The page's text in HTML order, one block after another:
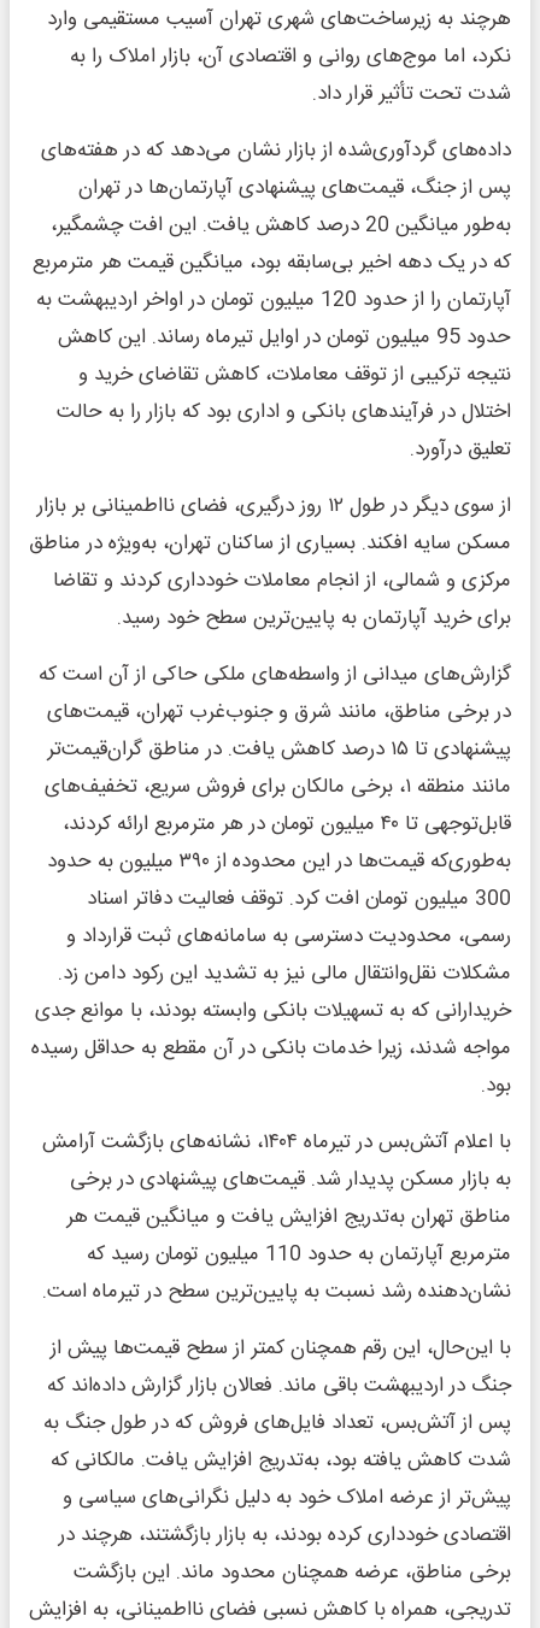
هرچند به زیرساخت‌های شهری تهران آسیب مستقیمی وارد
نکرد، اما موج‌های روانی و اقتصادی آن، بازار املاک را به
شدت تحت تأثیر قرار داد.
داده‌های گردآوری‌شده از بازار نشان می‌دهد که در هفته‌های
پس از جنگ، قیمت‌های پیشنهادی آپارتمان‌ها در تهران
به‌طور میانگین 20 درصد کاهش یافت. این افت چشمگیر،
که در یک دهه اخیر بی‌سابقه بود، میانگین قیمت هر مترمربع
آپارتمان را از حدود 120 میلیون تومان در اواخر اردیبهشت به
حدود 95 میلیون تومان در اوایل تیرماه رساند. این کاهش
نتیجه ترکیبی از توقف معاملات، کاهش تقاضای خرید و
اختلال در فرآیندهای بانکی و اداری بود که بازار را به حالت
تعلیق درآورد.
از سوی دیگر در طول ۱۲ روز درگیری، فضای نااطمینانی بر بازار
مسکن سایه افکند. بسیاری از ساکنان تهران، به‌ویژه در مناطق
مرکزی و شمالی، از انجام معاملات خودداری کردند و تقاضا
برای خرید آپارتمان به پایین‌ترین سطح خود رسید.
گزارش‌های میدانی از واسطه‌های ملکی حاکی از آن است که
در برخی مناطق، مانند شرق و جنوب‌غرب تهران، قیمت‌های
پیشنهادی تا ۱۵ درصد کاهش یافت. در مناطق گران‌قیمت‌تر
مانند منطقه ۱، برخی مالکان برای فروش سریع، تخفیف‌های
قابل‌توجهی تا ۴۰ میلیون تومان در هر مترمربع ارائه کردند،
به‌طوری‌که قیمت‌ها در این محدوده از ۳۹۰ میلیون به حدود
300 میلیون تومان افت کرد. توقف فعالیت دفاتر اسناد
رسمی، محدودیت دسترسی به سامانه‌های ثبت قرارداد و
مشکلات نقل‌وانتقال مالی نیز به تشدید این رکود دامن زد.
خریدارانی که به تسهیلات بانکی وابسته بودند، با موانع جدی
مواجه شدند، زیرا خدمات بانکی در آن مقطع به حداقل رسیده
بود.
با اعلام آتش‌بس در تیرماه ۱۴۰۴، نشانه‌های بازگشت آرامش
به بازار مسکن پدیدار شد. قیمت‌های پیشنهادی در برخی
مناطق تهران به‌تدریج افزایش یافت و میانگین قیمت هر
مترمربع آپارتمان به حدود 110 میلیون تومان رسید که
نشان‌دهنده رشد نسبت به پایین‌ترین سطح در تیرماه است.
با این‌حال، این رقم همچنان کمتر از سطح قیمت‌ها پیش از
جنگ در اردیبهشت باقی ماند. فعالان بازار گزارش داده‌اند که
پس از آتش‌بس، تعداد فایل‌های فروش که در طول جنگ به
شدت کاهش یافته بود، به‌تدریج افزایش یافت. مالکانی که
پیش‌تر از عرضه املاک خود به دلیل نگرانی‌های سیاسی و
اقتصادی خودداری کرده بودند، به بازار بازگشتند، هرچند در
برخی مناطق، عرضه همچنان محدود ماند. این بازگشت
تدریجی، همراه با کاهش نسبی فضای نااطمینانی، به افزایش